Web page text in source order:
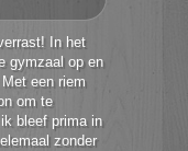
In het
gymzaal op en
een riem
om te
bleef prima in
zonder